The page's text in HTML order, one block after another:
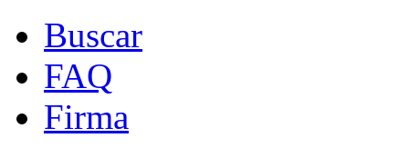
Buscar
FAQ
Firma